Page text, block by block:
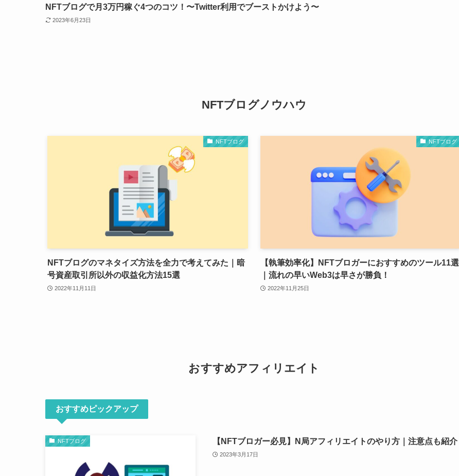
NFTブログで月3万円稼ぐ4つのコツ！〜Twitter利用でブーストかけよう〜
2023年6月23日
NFTブログノウハウ
NFTブログ
NFTブログのマネタイズ方法を全力で考えてみた｜暗
号資産取引所以外の収益化方法15選
2022年11月11日
NFTブログ
【執筆効率化】NFTブロガーにおすすめのツール11選
｜流れの早いWeb3は早さが勝負！
2022年11月25日
おすすめアフィリエイト
おすすめピックアップ
NFTブログ 【NFTブロガー必見】N局アフィリエイトのやり方｜注意点も紹介
2023年3月17日